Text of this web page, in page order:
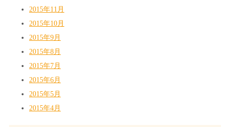
2015年11月
2015年10月
2015年9月
2015年8月
2015年7月
2015年6月
2015年5月
2015年4月